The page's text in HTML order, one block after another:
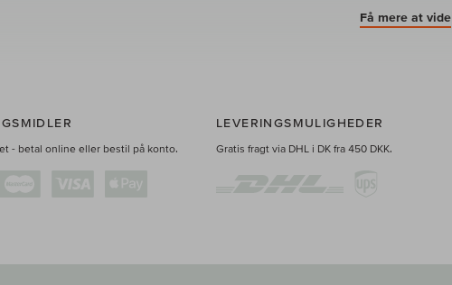
Få mere at vide
- betal online eller bestil på konto.
LEVERINGSMULIGHEDER
Gratis fragt via DHL i DK fra 450 DKK.